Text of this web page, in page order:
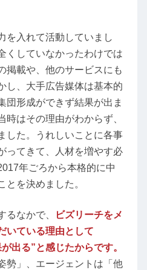
を入れて活動していまし
くしていなかったわけでは
掲載や、他のサービスにも
し、大手広告媒体は基本的
団形成ができず結果が出ま
時はその理由がわからず、
した。うれしいことに各事
ってきて、人材を増やす必
年ごろから本格的に中
とを決めました。
るなかで、
ビズリーチをメ
いている理由として
出る”と感じたからです。
勢」、エージェントは「他